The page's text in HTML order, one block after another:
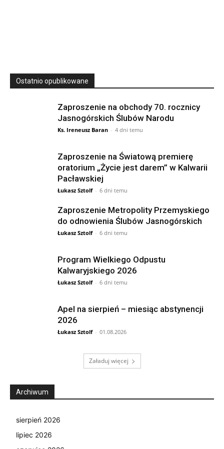
Ostatnio opublikowane
Zaproszenie na obchody 70. rocznicy
Jasnogórskich Ślubów Narodu
Ks. Ireneusz Baran - 4 dni temu
Zaproszenie na Światową premierę
oratorium „Życie jest darem” w Kalwarii
Pacławskiej
Łukasz Sztolf - 6 dni temu
Zaproszenie Metropolity Przemyskiego
do odnowienia Ślubów Jasnogórskich
Łukasz Sztolf - 6 dni temu
Program Wielkiego Odpustu
Kalwaryjskiego 2026
Łukasz Sztolf - 6 dni temu
Apel na sierpień – miesiąc abstynencji
2026
Łukasz Sztolf - 01.08.2026
Załaduj więcej
Archiwum
sierpień 2026
lipiec 2026